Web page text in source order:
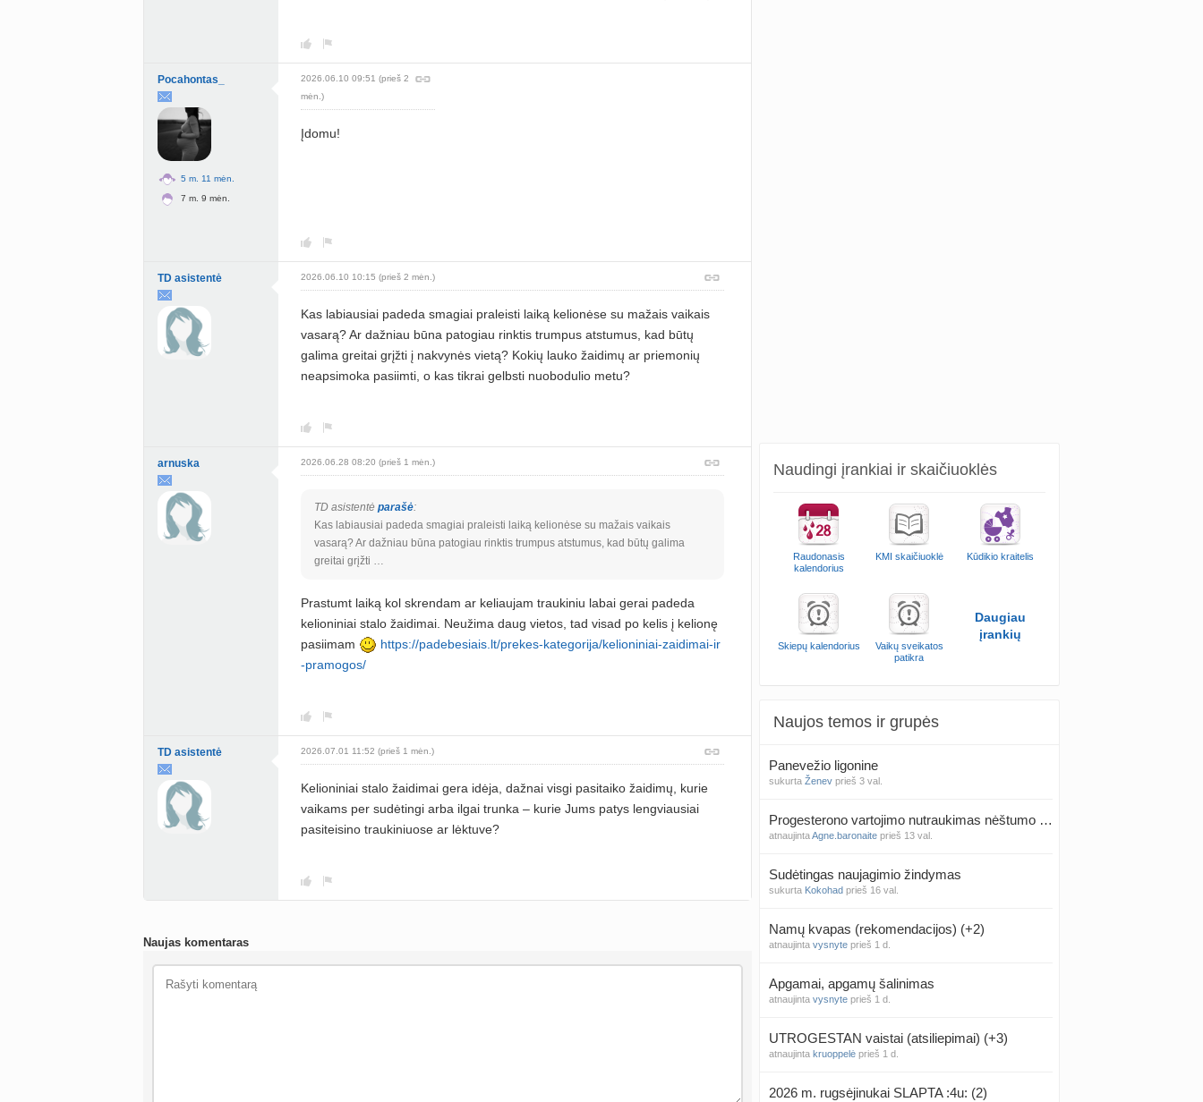
Pocahontas_
5 m. 11 mėn.
7 m. 9 mėn.
2026.06.10 09:51 (prieš 2
mėn.)
Įdomu!
TD asistentė 2026.06.10 10:15 (prieš 2 mėn.)
Kas labiausiai padeda smagiai praleisti laiką kelionėse su mažais vaikais
vasarą? Ar dažniau būna patogiau rinktis trumpus atstumus, kad būtų
galima greitai grįžti į nakvynės vietą? Kokių lauko žaidimų ar priemonių
neapsimoka pasiimti, o kas tikrai gelbsti nuobodulio metu?
arnuska 2026.06.28 08:20 (prieš 1 mėn.)
TD asistentė parašė:
Kas labiausiai padeda smagiai praleisti laiką kelionėse su mažais vaikais
vasarą? Ar dažniau būna patogiau rinktis trumpus atstumus, kad būtų galima
greitai grįžti …
Prastumt laiką kol skrendam ar keliaujam traukiniu labai gerai padeda
kelioniniai stalo žaidimai. Neužima daug vietos, tad visad po kelis į kelionę
pasiimam
https://padebesiais.lt/prekes-kategorija/kelioniniai-zaidimai-ir
-pramogos/
TD asistentė 2026.07.01 11:52 (prieš 1 mėn.)
Kelioniniai stalo žaidimai gera idėja, dažnai visgi pasitaiko žaidimų, kurie
vaikams per sudėtingi arba ilgai trunka – kurie Jums patys lengviausiai
pasiteisino traukiniuose ar lėktuve?
Naujas komentaras
Naudingi įrankiai ir skaičiuoklės
Raudonasis
kalendorius
KMI skaičiuoklė Kūdikio kraitelis
Skiepų kalendorius
Vaikų sveikatos
patikra
Daugiau
įrankių
Naujos temos ir grupės
Panevežio ligonine
sukurta Ženev prieš 3 val.
Progesterono vartojimo nutraukimas nėštumo metu
atnaujintaAgne.baronaite prieš 13 val.
Sudėtingas naujagimio žindymas
sukurta Kokohad prieš 16 val.
Namų kvapas (rekomendacijos) (+2)
atnaujinta vysnyte prieš 1 d.
Apgamai, apgamų šalinimas
atnaujinta vysnyte prieš 1 d.
UTROGESTAN vaistai (atsiliepimai) (+3)
atnaujinta kruoppelė prieš 1 d.
2026 m. rugsėjinukai SLAPTA :4u: (2)